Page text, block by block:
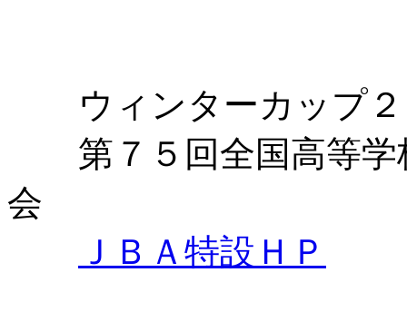
ウィンターカップ２
第７５回全国高等学
会
ＪＢＡ特設ＨＰ